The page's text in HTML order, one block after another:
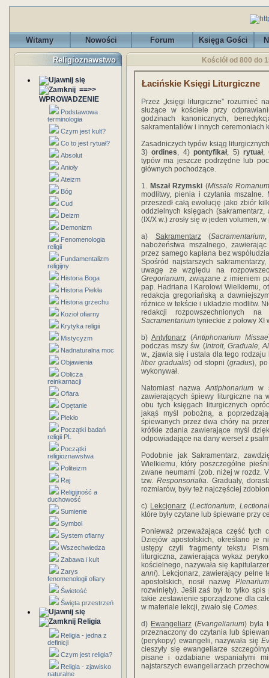
Witamy Nowości Forum Księga Gości
Religioznawstwo
==>>
WPROWADZENIE
Podstawowa
terminologia
Czym jest kult?
Co to jest rytuał?
Absolut
Anioły
Ateizm
Bóg
Cud
Deizm
Demonizm
Fenomenologia
religii
Fundamentalizm
religijny
Historia Boga
Historia Piekła
Historia grzechu
Kozioł ofiarny
Krytyka religii
Mistycyzm
Nadnaturalna moc
Objawienia
Oblicza
reinkarnacji
Ofiara
Opętanie
Piekło
Początki badań
religii PL
Początki
religioznawstwa
Politeizm
Raj
Religijność a
duchowość
Sumienie
Symbol
System ofiarny
Wszechwiedza
Zabawa i kult
Zarys
fenomenologii ofiary
Świetość
Święta przestrzeń
Religia
Religia - jedna z
definicji
Czym jest religia?
Religia - zjawisko
naturalne
Kościół od 800 do
Łacińskie Księgi Liturgiczne
Przez „księgi liturgiczne” rozumieć
służące w kościele przy
godzinach kanonicznych,
sakramentaliów i innych ceremoniach
Zasadniczych typów ksiąg
3)ordines, 4)pontyfikał, 5)rytuał,
typów ma jeszcze podrzędne lub
głównych pochodzące.
1. Mszał Rzymski (Missale Romanum
modlitwy, pienia i czytania mszalne.
przeszedł całą ewolucję jako zbiór
oddzielnych księgach
(IX/X w.) zrosły się w jeden volumen, w
a) Sakramentarz(Sacramentarium
nabożeństwa mszalnego,
przez samego kapłana bez
Spośród najstarszych
uwagę ze względu na
Gregorianum, związane z imieniem
pap. Hadriana I Karolowi Wielkiemu,
redakcja gregoriańską a
różnice w tekście i układzie modlitw.
redakcji rozpowszechnionych
Sacramentarium tynieckie z połowy
b) Antyfonarz(Antiphonarium Missae
podczas mszy św. (Introit, Graduale,
w., zjawia się i ustala dla tego rodzaju
liber gradualis) od stopni (gradus), po
wykonywał.
Natomiast nazwaAntiphonariumw
zawierających śpiewy liturgiczne na
obu tych księgach liturgicznych
jakąś myśl pobożną, a
śpiewanych przez dwa chóry na
krótkie zdania zawierające myśl
odpowiadające na dany werset z
Podobnie jak Sakramentarz,
Wielkiemu, który poszczególne
zwane neumami (zob. niżej w rozdz.
tzw. Responsorialia. Graduały,
rozmiarów, były też najczęściej
c) Lekcjonarz (Lectionarium,
które były czytane lub śpiewane przy
Ponieważ przeważająca część tych
Dziejów apostolskich, określano je
ustępy czyli fragmenty tekstu
liturgiczna, zawierająca wykaz
kościelnego, nazywała się
anni). Lekcjonarz, zawierający pełne
apostolskich, nosił nazwę Plenarium
rozwinięty). Jeśli zaś był to tylko
takie zestawienie sporządzone dla
w materiale lekcji, zwało się Comes.
d) Ewangeliarz(Evangeliarium) była
przeznaczony do czytania lub
(perykopy) ewangelii, nazywała się
cieszyły się ewangeliarze
pisane i ozdabiane wspaniałymi
najstarszych ewangeliarzach